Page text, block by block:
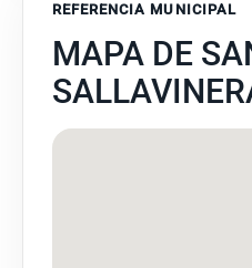
REFERENCIA MUNICIPAL
MAPA DE